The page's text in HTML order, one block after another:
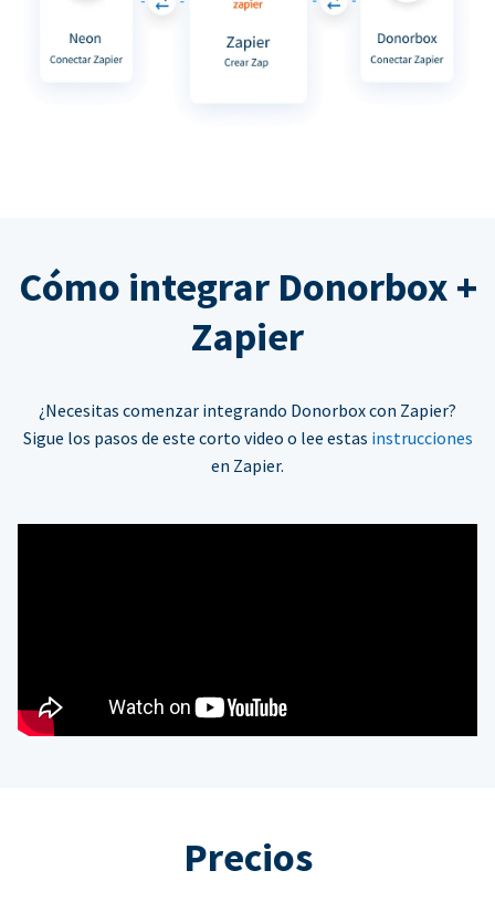
Cómo integrar Donorbox +
Zapier
¿Necesitas comenzar integrando Donorbox con Zapier?
Sigue los pasos de este corto video o lee estas instrucciones
en Zapier.
Precios